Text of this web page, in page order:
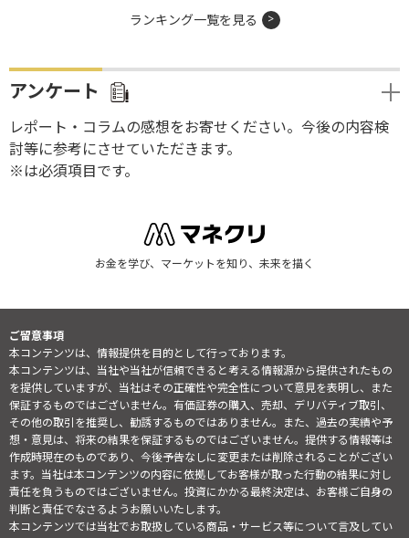
ランキング一覧を見る
アンケート
レポート・コラムの感想をお寄せください。今後の内容検
討等に参考にさせていただきます。
※は必須項目です。
お金を学び、マーケットを知り、未来を描く
ご留意事項
本コンテンツは、情報提供を目的として行っております。
本コンテンツは、当社や当社が信頼できると考える情報源から提供されたもの
を提供していますが、当社はその正確性や完全性について意見を表明し、また
保証するものではございません。有価証券の購入、売却、デリバティブ取引、
その他の取引を推奨し、勧誘するものではありません。また、過去の実績や予
想・意見は、将来の結果を保証するものではございません。提供する情報等は
作成時現在のものであり、今後予告なしに変更または削除されることがござい
ます。当社は本コンテンツの内容に依拠してお客様が取った行動の結果に対し
責任を負うものではございません。投資にかかる最終決定は、お客様ご自身の
判断と責任でなさるようお願いいたします。
本コンテンツでは当社でお取扱している商品・サービス等について言及してい